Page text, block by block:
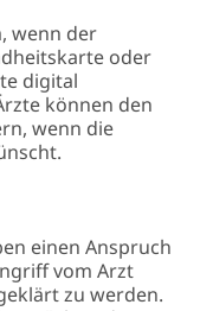
wenn der
oder
digital
können den
wenn die
einen Anspruch
vom Arzt
zu werden.